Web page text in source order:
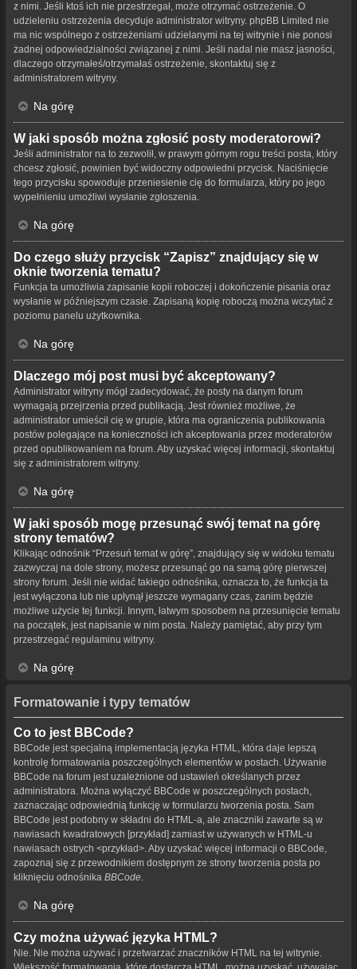
z nimi. Jeśli ktoś ich nie przestrzegał, może otrzymać ostrzeżenie. O
udzieleniu ostrzeżenia decyduje administrator witryny. phpBB Limited nie
ma nic wspólnego z ostrzeżeniami udzielanymi na tej witrynie i nie ponosi
żadnej odpowiedzialności związanej z nimi. Jeśli nadal nie masz jasności,
dlaczego otrzymałeś/otrzymałaś ostrzeżenie, skontaktuj się z
administratorem witryny.
Na górę
W jaki sposób można zgłosić posty moderatorowi?
Jeśli administrator na to zezwolił, w prawym górnym rogu treści posta, który
chcesz zgłosić, powinien być widoczny odpowiedni przycisk. Naciśnięcie
tego przycisku spowoduje przeniesienie cię do formularza, który po jego
wypełnieniu umożliwi wysłanie zgłoszenia.
Na górę
Do czego służy przycisk “Zapisz” znajdujący się w
oknie tworzenia tematu?
Funkcja ta umożliwia zapisanie kopii roboczej i dokończenie pisania oraz
wysłanie w późniejszym czasie. Zapisaną kopię roboczą można wczytać z
poziomu panelu użytkownika.
Na górę
Dlaczego mój post musi być akceptowany?
Administrator witryny mógł zadecydować, że posty na danym forum
wymagają przejrzenia przed publikacją. Jest również możliwe, że
administrator umieścił cię w grupie, która ma ograniczenia publikowania
postów polegające na konieczności ich akceptowania przez moderatorów
przed opublikowaniem na forum. Aby uzyskać więcej informacji, skontaktuj
się z administratorem witryny.
Na górę
W jaki sposób mogę przesunąć swój temat na górę
strony tematów?
Klikając odnośnik “Przesuń temat w górę”, znajdujący się w widoku tematu
zazwyczaj na dole strony, możesz przesunąć go na samą górę pierwszej
strony forum. Jeśli nie widać takiego odnośnika, oznacza to, że funkcja ta
jest wyłączona lub nie upłynął jeszcze wymagany czas, zanim będzie
możliwe użycie tej funkcji. Innym, łatwym sposobem na przesunięcie tematu
na początek, jest napisanie w nim posta. Należy pamiętać, aby przy tym
przestrzegać regulaminu witryny.
Na górę
Formatowanie i typy tematów
Co to jest BBCode?
BBCode jest specjalną implementacją języka HTML, która daje lepszą
kontrolę formatowania poszczególnych elementów w postach. Używanie
BBCode na forum jest uzależnione od ustawień określanych przez
administratora. Można wyłączyć BBCode w poszczególnych postach,
zaznaczając odpowiednią funkcję w formularzu tworzenia posta. Sam
BBCode jest podobny w składni do HTML-a, ale znaczniki zawarte są w
nawiasach kwadratowych [przykład] zamiast w używanych w HTML-u
nawiasach ostrych <przykład>. Aby uzyskać więcej informacji o BBCode,
zapoznaj się z przewodnikiem dostępnym ze strony tworzenia posta po
kliknięciu odnośnika BBCode.
Na górę
Czy można używać języka HTML?
Nie. Nie można używać i przetwarzać znaczników HTML na tej witrynie.